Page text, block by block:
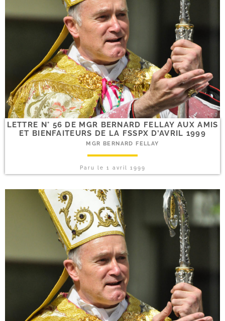
LETTRE N° 56 DE MGR BERNARD FELLAY AUX AMIS
ET BIENFAITEURS DE LA FSSPX D’AVRIL 1999
MGR BERNARD FELLAY
Paru le 1 avril 1999